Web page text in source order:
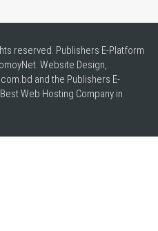
reserved. Publishers E-Platform
Website Design,
and the Publishers E-
Web Hosting Company in